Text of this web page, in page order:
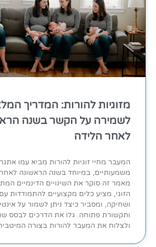
מזוגיות להורות: המדריך
לשמירה על הקשר בשנה
לאחר הלידה
המעבר מחיי זוגיות להורות מביא עמו
משמעותיים, במיוחד בשנה הראשונה
מאמר זה סוקר את השינויים הדינמיים
הזוגי, מציע כלים מקצועיים להתמודדות
ושחיקה, ומסביר כיצד ניתן לשמור על
ותקשורת פתוחה. גלו את הדרכים לבסס
ולצלוח את המעבר להורות בצורה